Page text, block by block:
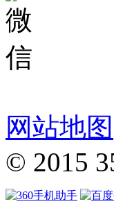
网站地图
© 2015